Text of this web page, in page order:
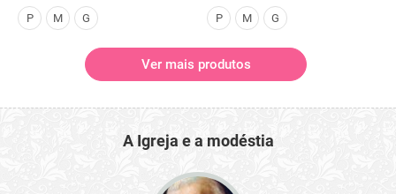
P M G P M G
Ver mais produtos
A Igreja e a modéstia